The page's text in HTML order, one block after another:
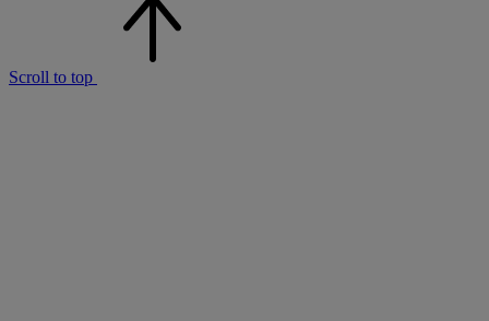
Scroll to top